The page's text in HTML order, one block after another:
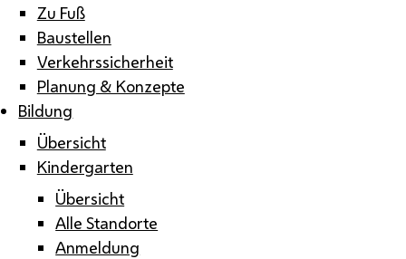
Zu Fuß
Baustellen
Verkehrssicherheit
Planung & Konzepte
Bildung
Übersicht
Kindergarten
Übersicht
Alle Standorte
Anmeldung